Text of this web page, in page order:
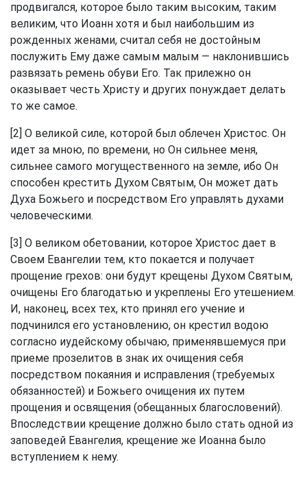
продвигался, которое было таким высоким, таким
великим, что Иоанн хотя и был наибольшим из
рожденных женами, считал себя не достойным
послужить Ему даже самым малым — наклонившись
развязать ремень обуви Его. Так прилежно он
оказывает честь Христу и других понуждает делать
то же самое.
[2] О великой силе, которой был облечен Христос. Он
идет за мною, по времени, но Он сильнее меня,
сильнее самого могущественного на земле, ибо Он
способен крестить Духом Святым, Он может дать
Духа Божьего и посредством Его управлять духами
человеческими.
[3] О великом обетовании, которое Христос дает в
Своем Евангелии тем, кто покается и получает
прощение грехов: они будут крещены Духом Святым,
очищены Его благодатью и укреплены Его утешением.
И, наконец, всех тех, кто принял его учение и
подчинился его установлению, он крестил водою
согласно иудейскому обычаю, применявшемуся при
приеме прозелитов в знак их очищения себя
посредством покаяния и исправления (требуемых
обязанностей) и Божьего очищения их путем
прощения и освящения (обещанных благословений).
Впоследствии крещение должно было стать одной из
заповедей Евангелия, крещение же Иоанна было
вступлением к нему.